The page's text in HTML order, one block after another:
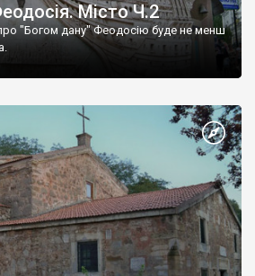
Місто Ч.2
"Богом дану" Феодосію буде не менш